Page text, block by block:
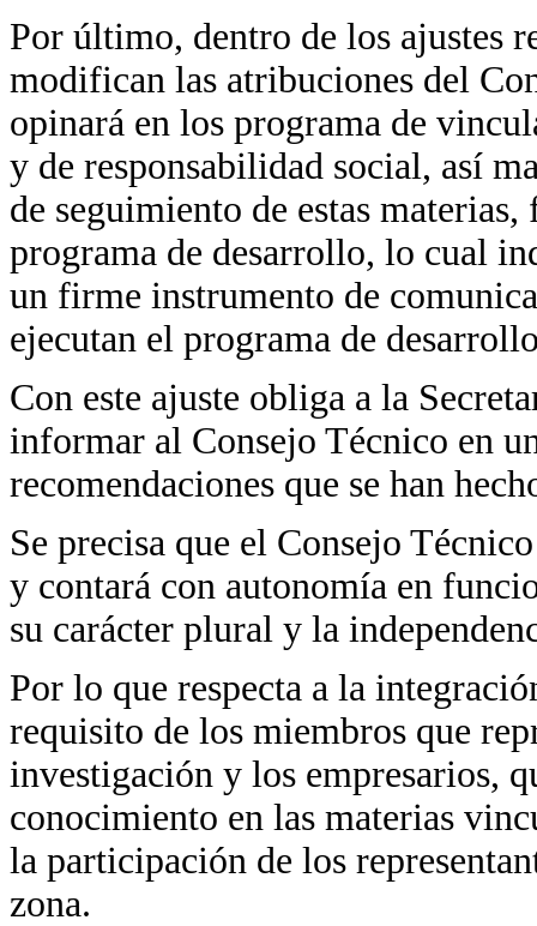
Por último, dentro de los ajustes
modifican las atribuciones del
opinará en los programa de
y de responsabilidad social, así
de seguimiento de estas
programa de desarrollo, lo cual
un firme instrumento de
ejecutan el programa de
Con este ajuste obliga a la
informar al Consejo Técnico en
recomendaciones que se han
Se precisa que el Consejo
y contará con autonomía en
su carácter plural y la
Por lo que respecta a la
requisito de los miembros que
investigación y los empresarios,
conocimiento en las materias
la participación de los
zona.